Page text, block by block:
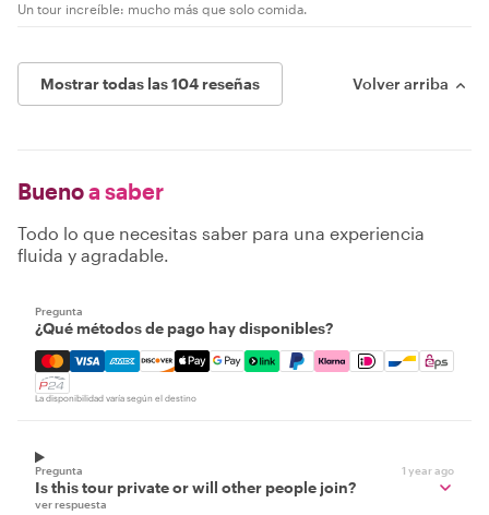
Un tour increíble: mucho más que solo comida.
Mostrar todas las 104 reseñas Volver arriba
Buenoa saber
Todo lo que necesitas saber para una experiencia
fluida y agradable.
Pregunta
¿Qué métodos de pago hay disponibles?
Mastercard, Visa, Amex, Discover, Apple Pay, Google
La disponibilidad varía según el destino
Pregunta 1 year ago
Is this tour private or will other people join?
ver respuesta